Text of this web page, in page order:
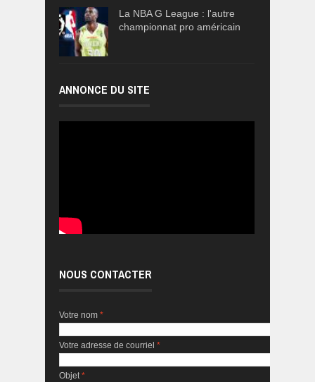
La NBA G League : l'autre
championnat pro américain
ANNONCE DU SITE
NOUS CONTACTER
Votre nom *
Votre adresse de courriel *
Objet*